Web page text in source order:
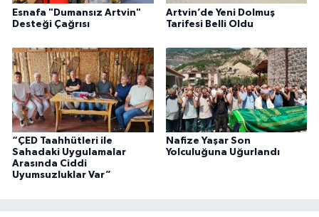
Esnafa "Dumansız Artvin"
Desteği Çağrısı
Artvin’de Yeni Dolmuş
Tarifesi Belli Oldu
“ÇED Taahhütleri ile
Sahadaki Uygulamalar
Arasında Ciddi
Uyumsuzluklar Var”
Nafize Yaşar Son
Yolculuğuna Uğurlandı